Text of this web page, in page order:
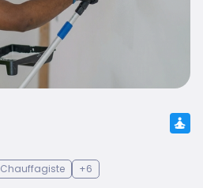
Chauffagiste +6